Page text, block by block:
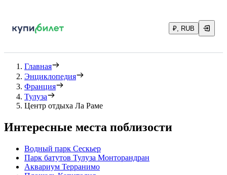
₽, RUB
Главная
Энциклопедия
Франция
Тулуза
Центр отдыха Ла Раме
Интересные места поблизости
Водный парк Сескьер
Парк батутов Тулуза Монторандран
Аквариум Терранимо